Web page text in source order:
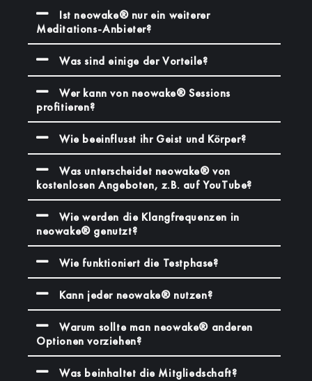
Ist neowake® nur ein weiterer
Meditations-Anbieter?
Was sind einige der Vorteile?
Wer kann von neowake® Sessions
profitieren?
Wie beeinflusst ihr Geist und Körper?
Was unterscheidet neowake® von
kostenlosen Angeboten, z.B. auf YouTube?
Wie werden die Klangfrequenzen in
neowake® genutzt?
Wie funktioniert die Testphase?
Kann jeder neowake® nutzen?
Warum sollte man neowake® anderen
Optionen vorziehen?
Was beinhaltet die Mitgliedschaft?